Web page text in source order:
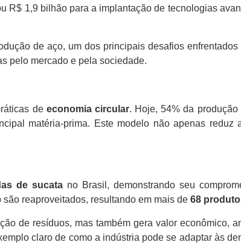
R$ 1,9 bilhão para a implantação de tecnologias
de aço, um dos principais desafios
pelo mercado e pela sociedade.
de economia circular. Hoje, 54% da
matéria-prima. Este modelo não apenas reduz
de sucata no Brasil, demonstrando seu
reaproveitados, resultando em mais de 68
de resíduos, mas também gera valor econômico,
claro de como a indústria pode se adaptar às